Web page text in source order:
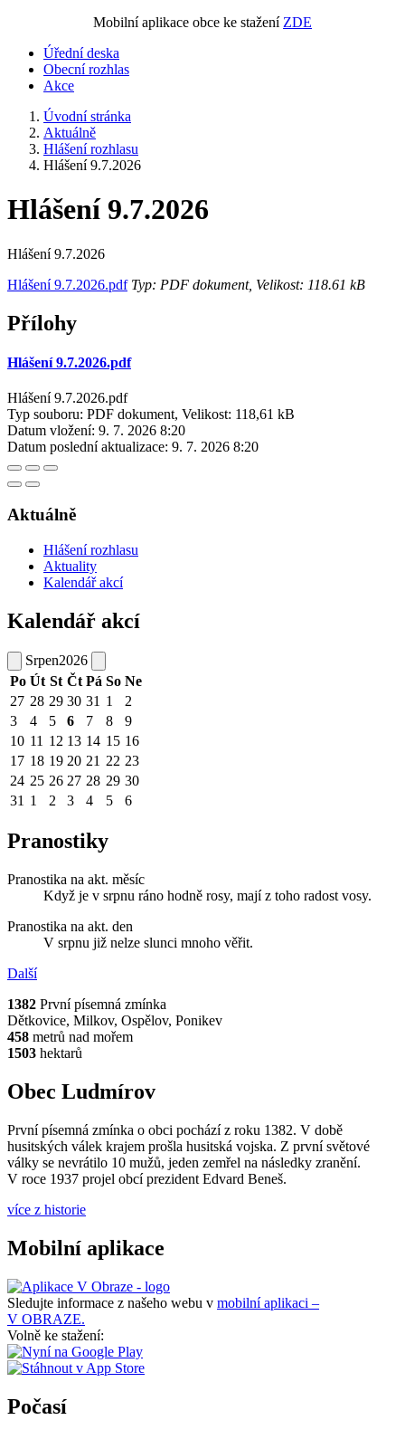
Mobilní aplikace obce ke stažení ZDE
Úřední deska
Obecní rozhlas
Akce
Úvodní stránka
Aktuálně
Hlášení rozhlasu
Hlášení 9.7.2026
Hlášení 9.7.2026
Hlášení 9.7.2026
Hlášení 9.7.2026.pdfTyp: PDF dokument, Velikost: 118.61 kB
Přílohy
Hlášení 9.7.2026.pdf
Hlášení 9.7.2026.pdf
Typ souboru: PDF dokument, Velikost: 118,61 kB
Datum vložení: 9. 7. 2026 8:20
Datum poslední aktualizace: 9. 7. 2026 8:20
Aktuálně
Hlášení rozhlasu
Aktuality
Kalendář akcí
Kalendář akcí
Srpen2026
Po Út St Čt Pá So Ne
27 28 29 30 31 1
2
3
4 5 6 7 8
9
10 11 12 13 14 15 16
17 18 19 20 21 22 23
24 25 26 27 28 29 30
31 1 2 3 4 5 6
Pranostiky
Pranostika na akt. měsíc
Když je v srpnu ráno hodně rosy, mají z toho radost vosy.
Pranostika na akt. den
V srpnu již nelze slunci mnoho věřit.
Další
1382 První písemná zmínka
Dětkovice, Milkov, Ospělov, Ponikev
458 metrů nad mořem
1503 hektarů
Obec Ludmírov
První písemná zmínka o obci pochází z roku 1382. V době
husitských válek krajem prošla husitská vojska. Z první světové
války se nevrátilo 10 mužů, jeden zemřel na následky zranění.
V roce 1937 projel obcí prezident Edvard Beneš.
více z historie
Mobilní aplikace
Sledujte informace z našeho webu v mobilní aplikaci –
V OBRAZE.
Volně ke stažení:
Počasí